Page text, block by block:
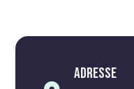
Adresse